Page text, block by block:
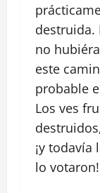
destruida.
no
este
probable
Los ves
¡y todavía
lo votaron!